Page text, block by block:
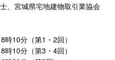
、宮城県宅地建物取引業協会
10分（第1・2回）
分（第3・4回）